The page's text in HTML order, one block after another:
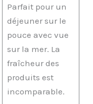
Parfait pour un
déjeuner sur le
pouce avec vue
sur la mer. La
fraîcheur des
produits est
incomparable.